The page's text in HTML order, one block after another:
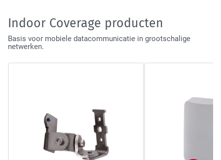
Datacenter & IT Infra
Indoor Coverage producten
Basis voor mobiele datacommunicatie in grootschalige
netwerken.